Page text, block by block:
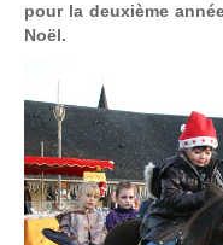
pour la deuxième
Noël.